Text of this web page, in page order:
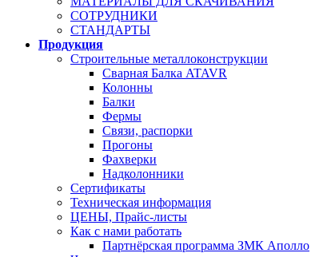
СОТРУДНИКИ
СТАНДАРТЫ
Продукция
Строительные металлоконструкции
Сварная Балка ATAVR
Колонны
Балки
Фермы
Связи, распорки
Прогоны
Фахверки
Надколонники
Сертификаты
Техническая информация
ЦЕНЫ, Прайс-листы
Как с нами работать
Партнёрская программа ЗМК Аполло